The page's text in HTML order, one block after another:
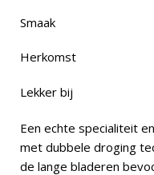
Smaak
Herkomst
Lekker bij
Een echte specialiteit
met dubbele droging
de lange bladeren